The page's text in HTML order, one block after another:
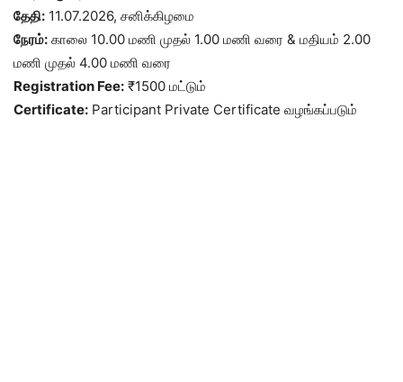
தேதி: 11.07.2026, சனிக்கிழமை
நேரம்: காலை 10.00 மணி முதல் 1.00 மணி வரை & மதியம் 2.00
மணி முதல் 4.00 மணி வரை
Registration Fee: ₹1500 மட்டும்
Certificate: Participant Private Certificate வழங்கப்படும்